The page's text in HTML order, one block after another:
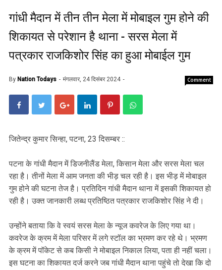
गांधी मैदान में तीन तीन मेला में मोबाइल गुम होने की
शिकायत से परेशान है थाना - सरस मेला में
पत्रकार राजकिशोर सिंह का हुआ मोबाईल गुम
By Nation Todays मंगलवार, 24 दिसंबर 2024 Comment
जितेन्द्र कुमार सिन्हा, पटना, 23 दिसम्बर ::
पटना के गांधी मैदान में डिजनीलैंड मेला, किसान मेला और सरस मेला चल
रहा है। तीनों मेला में आम जनता की भीड़ चल रही है। इस भीड़ में मोबाइल
गुम होने की घटना तेज है। प्रतिदिन गांधी मैदान थाना में इसकी शिकायत हो
रही है। उक्त जानकारी लब्ध प्रतिष्ठित पत्रकार राजकिशोर सिंह ने दी।
उन्होंने बताया कि वे स्वयं सरस मेला के न्यूज कवरेज के लिए गया था।
कवरेज के क्रम में मेला परिसर में लगे स्टॉल का भ्रमण कर रहे थे। भ्रमण
के क्रम में पॉकेट से कब किसी ने मोबाइल निकाल लिया, पता ही नहीं चला।
इस घटना का शिकायत दर्ज करने जब गांधी मैदान थाना पहुंचे तो देखा कि दो